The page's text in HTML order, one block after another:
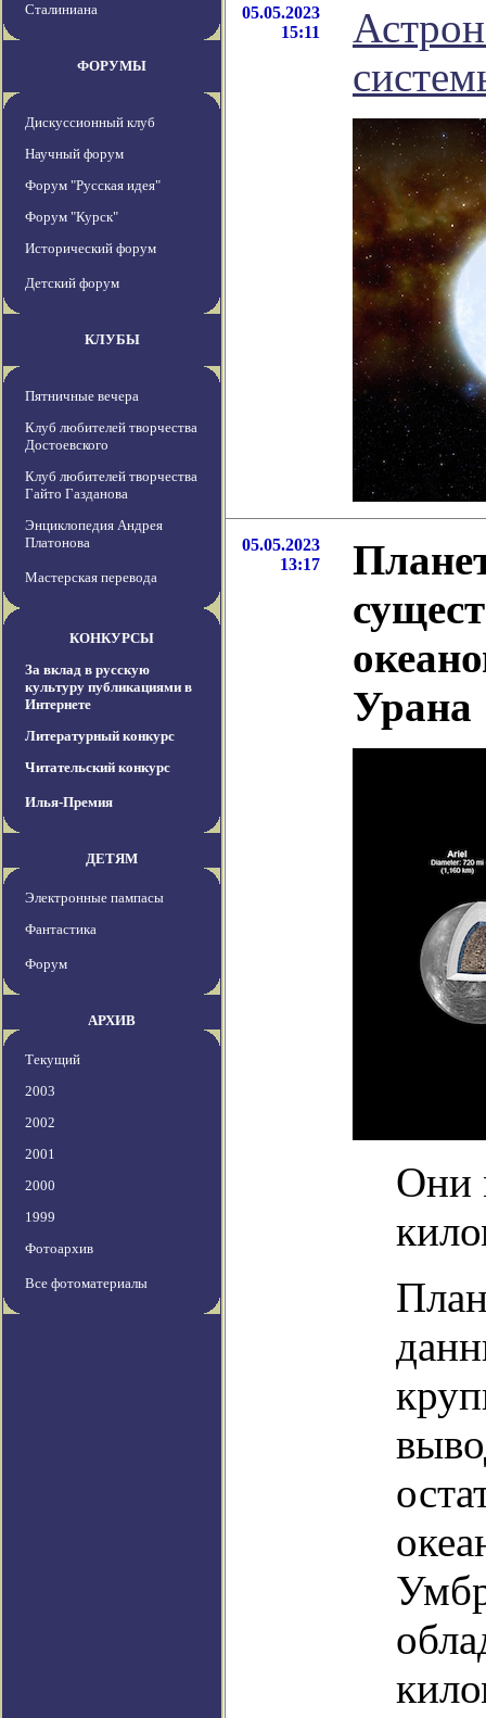
Сталиниана
ФОРУМЫ
Дискуссионный клуб
Научный форум
Форум "Русская идея"
Форум "Курск"
Исторический форум
Детский форум
КЛУБЫ
Пятничные вечера
Клуб любителей творчества
Достоевского
Клуб любителей творчества
Гайто Газданова
Энциклопедия Андрея
Платонова
Мастерская перевода
КОНКУРСЫ
За вклад в русскую
культуру публикациями в
Интернете
Литературный конкурс
Читательский конкурс
Илья-Премия
ДЕТЯМ
Электронные пампасы
Фантастика
Форум
АРХИВ
Текущий
2003
2002
2001
2000
1999
Фотоархив
Все фотоматериалы
05.05.2023
15:11
05.05.2023
13:17
Урана
Они